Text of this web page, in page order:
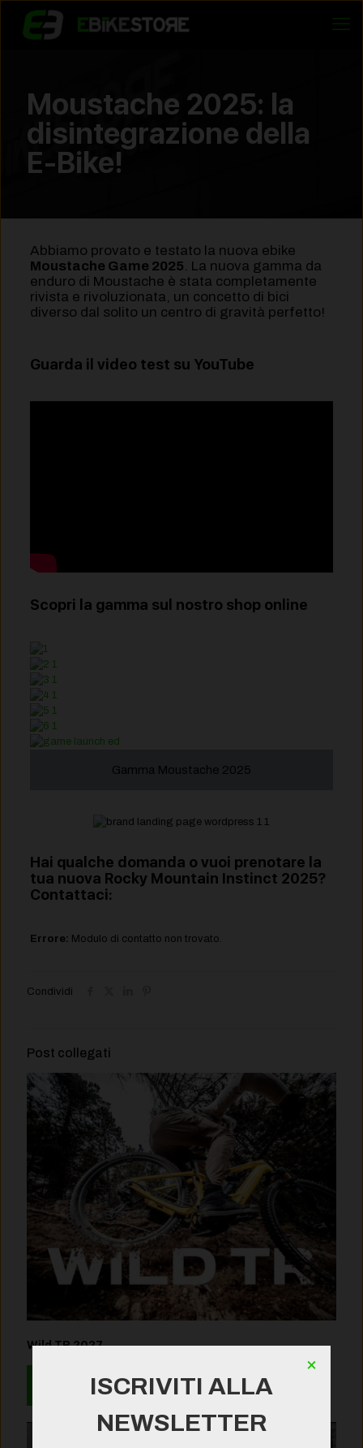
Moustache 2025: la
disintegrazione della
E-Bike!
Abbiamo provato e testato la nuova ebike
Moustache Game 2025. La nuova gamma da
enduro di Moustache è stata completamente
rivista e rivoluzionata, un concetto di bici
diverso dal solito un centro di gravità perfetto!
Guarda il video test su YouTube
Scopri la gamma sul nostro shop online
Gamma Moustache 2025
Hai qualche domanda o vuoi prenotare la
tua nuova Rocky Mountain Instinct 2025?
Contattaci:
Errore: Modulo di contatto non trovato.
Condividi
Post collegati
Wild TR 2027
LeggiISCRIVITI ALLA
NEWSLETTER
×